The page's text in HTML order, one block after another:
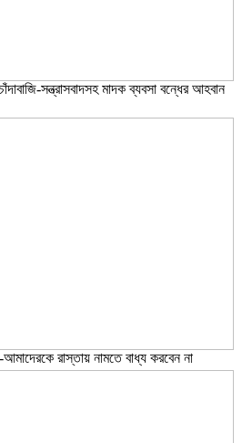
সন্ত্রাসবাদসহ মাদক ব্যবসা বন্ধের আহবান
আমাদেরকে রাস্তায় নামতে বাধ্য করবেন না